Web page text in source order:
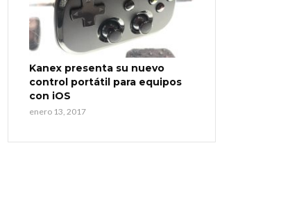
Kanex presenta su nuevo
control portátil para equipos
con iOS
enero 13, 2017